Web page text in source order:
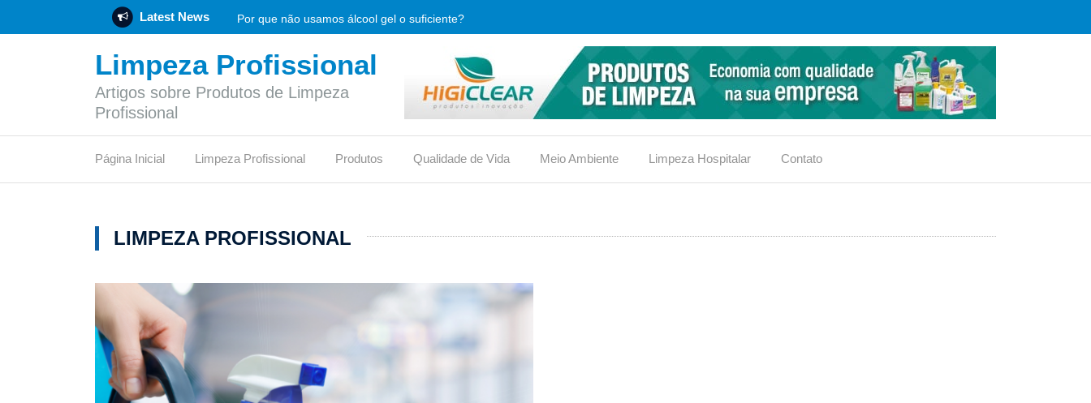
Latest News Por que não usamos álcool gel o suficiente?
Rotulagem Ambiental: O que é e qual sua importância.
Empresa de produtos de limpeza, o que verificar antes de comprar?
Vinagre de limpeza: funciona ou traz riscos?
Pode jogar papel higiênico no vaso ou não?
O que é um depósito de material de limpeza (DML)?
Limpeza pós obra: Técnicas, cuidados e produtos recomendados.
Limpeza Profissional
Artigos sobre Produtos de Limpeza
Profissional
Página Inicial Limpeza Profissional Produtos Qualidade de Vida Meio Ambiente Limpeza Hospitalar Contato
LIMPEZA PROFISSIONAL